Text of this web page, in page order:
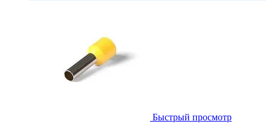
Быстрый просмотр